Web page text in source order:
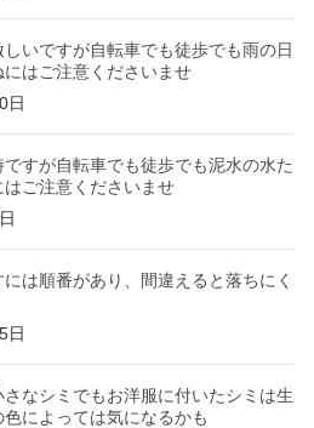
いですが自転車でも徒歩でも雨の日
はご注意くださいませ
日
すが自転車でも徒歩でも泥水の水た
はご注意くださいませ
は順番があり、間違えると落ちにく
日
なシミでもお洋服に付いたシミは生
によっては気になるかも